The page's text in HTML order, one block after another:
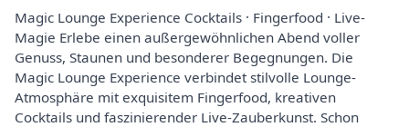
Magic Lounge Experience Cocktails · Fingerfood · Live-
Magie Erlebe einen außergewöhnlichen Abend voller
Genuss, Staunen und besonderer Begegnungen. Die
Magic Lounge Experience verbindet stilvolle Lounge-
Atmosphäre mit exquisitem Fingerfood, kreativen
Cocktails und faszinierender Live-Zauberkunst. Schon